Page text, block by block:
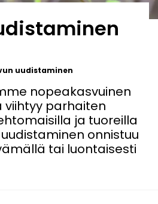
uudistaminen
nopeakasvuinen
viihtyy parhaiten
ja tuoreilla
onnistuu
tai luontaisesti